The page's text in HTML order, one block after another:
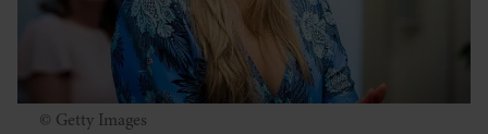
© Getty Images